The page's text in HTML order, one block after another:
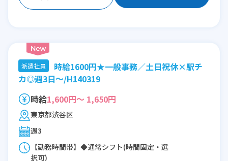
派遣社員
時給1600円★一般事務／土日祝休×駅チ
カ◎週3日～/H140319
時給1,600円～ 1,650円
東京都渋谷区
週3
【勤務時間帯】◆通常シフト(時間固定・選
択可)